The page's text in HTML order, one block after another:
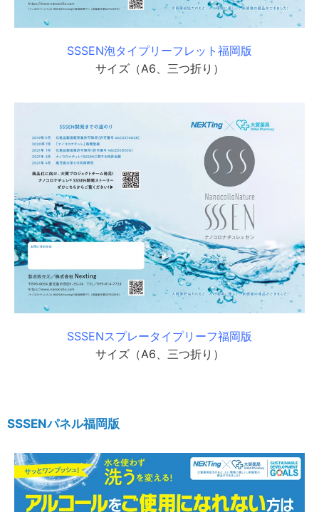
SSSEN泡タイプリーフレット福岡版
サイズ（A6、三つ折り）
SSSENスプレータイプリーフ福岡版
サイズ（A6、三つ折り）
SSSENパネル福岡版